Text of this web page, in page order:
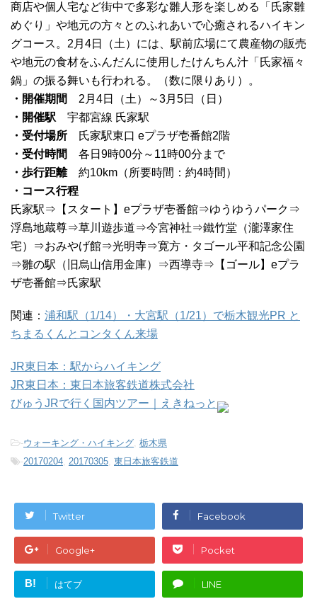
商店や個人宅など街中で多彩な雛人形を楽しめる「氏家雛
めぐり」や地元の方々とのふれあいで心癒されるハイキン
グコース。2月4日（土）には、駅前広場にて農産物の販売
や地元の食材をふんだんに使用したけんちん汁「氏家福々
鍋」の振る舞いも行われる。（数に限りあり）。
・開催期間
2月4日（土）～3月5日（日）
・開催駅 宇都宮線 氏家駅
・受付場所 氏家駅東口 eプラザ壱番館2階
・受付時間
各日9時00分～11時00分まで
・歩行距離約10km（所要時間：約4時間）
・コース行程
氏家駅⇒【スタート】eプラザ壱番館⇒ゆうゆうパーク⇒
浮島地蔵尊⇒草川遊歩道⇒今宮神社⇒鐵竹堂（瀧澤家住
宅）⇒おみやげ館⇒光明寺⇒寛方・タゴール平和記念公園
⇒雛の駅（旧烏山信用金庫）⇒西導寺⇒【ゴール】eプラ
ザ壱番館⇒氏家駅
関連： 浦和駅（1/14）・大宮駅（1/21）で栃木観光PR と
ちまるくんとコンタくん来場
JR東日本：駅からハイキング
JR東日本：東日本旅客鉄道株式会社
びゅうJRで行く国内ツアー｜えきねっと
-ウォーキング・ハイキング, 栃木県
-20170204, 20170305, 東日本旅客鉄道
Twitter Facebook
Google+ Pocket
B! はてブ LINE